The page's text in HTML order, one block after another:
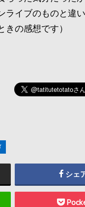
イブのものと違
きの感想です）
シェ